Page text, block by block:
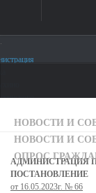
Обратная связь
.
О поселке
Устав
Генеральный
НОВОСТИ И
НОВОСТИ И
ОПРОС
АДМИНИСТРАЦИЯ
ПОСТАНОВЛЕНИЕ
от 16.05.2023г. № 66